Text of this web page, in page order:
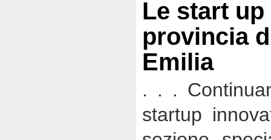
Le start
provincia
Emilia
. . .
startup